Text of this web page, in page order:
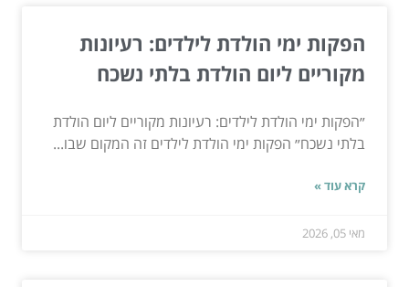
הפקות ימי הולדת לילדים: רעיונות
מקוריים ליום הולדת בלתי נשכח
״הפקות ימי הולדת לילדים: רעיונות מקוריים ליום הולדת
בלתי נשכח״ הפקות ימי הולדת לילדים זה המקום שבו...
קרא עוד »
מאי 05, 2026